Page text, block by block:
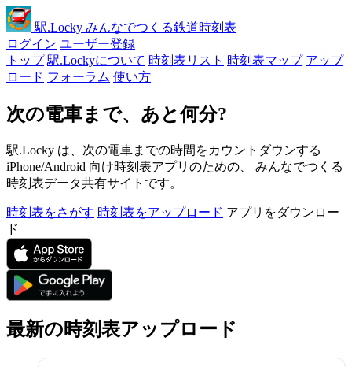
駅.Locky みんなでつくる鉄道時刻表
ログイン ユーザー登録
トップ 駅.Lockyについて 時刻表リスト 時刻表マップ アップ
ロード フォーラム 使い方
次の電車まで、あと何分?
駅.Locky は、次の電車までの時間をカウントダウンする
iPhone/Android 向け時刻表アプリのための、 みんなでつくる
時刻表データ共有サイトです。
時刻表をさがす 時刻表をアップロード アプリをダウンロー
ド
最新の時刻表アップロード